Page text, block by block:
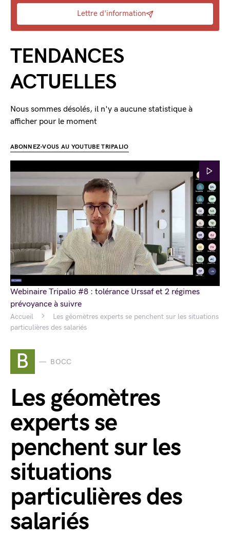
Accueil
Les géomètres experts se penchent sur les situations
particulières des salariés
B BOCC
Les géomètres
experts se
penchent sur les
situations
particulières des
salariés
Lettre d'information
TENDANCES
ACTUELLES
Nous sommes désolés, il n'y a aucune statistique à
afficher pour le moment
ABONNEZ-VOUS AU YOUTUBE TRIPALIO
Webinaire Tripalio #8 : tolérance Urssaf et 2 régimes
prévoyance à suivre